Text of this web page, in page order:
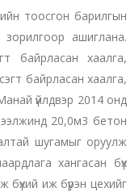
тоосгон барилгын
зорилгоор ашиглана.
байрласан хаалга,
байрласан хаалга,
үйлдвэр 2014 онд
20,0м3 бетон
шугамыг оруулж
хангасан бүх
бүхий иж бүрэн цехийг